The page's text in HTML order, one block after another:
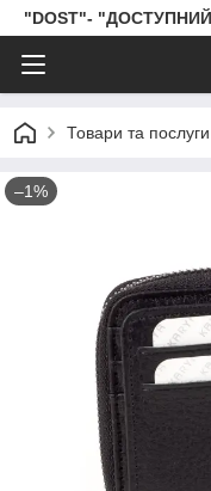
"DOST"-
Товари та послуги
–1%